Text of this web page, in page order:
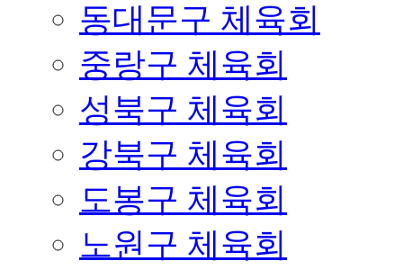
동대문구 체육회
중랑구 체육회
성북구 체육회
강북구 체육회
도봉구 체육회
노원구 체육회